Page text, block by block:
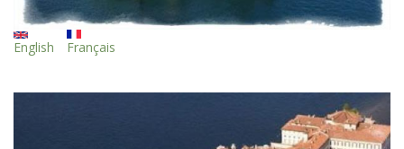
English Français